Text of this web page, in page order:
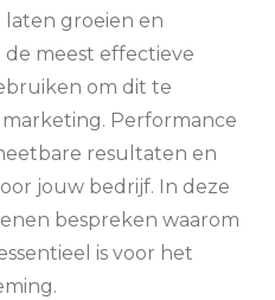
groeien en
de meest effectieve
om dit te
Performance
resultaten en
jouw bedrijf. In deze
bespreken waarom
is voor het